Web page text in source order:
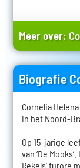
Meer over:
Biografie
Cornelia
in het Noord-
Op 15-jarige
van ‘De
Rekels’ furore